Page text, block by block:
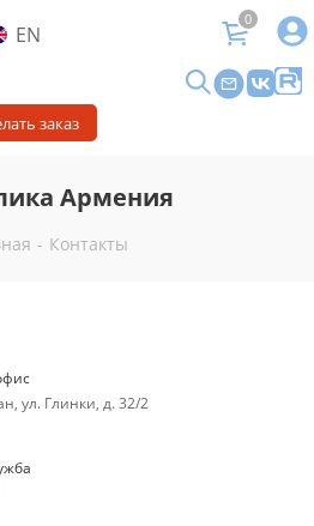
EN
0
заказ
Армения
- Контакты
ул. Глинки, д. 32/2